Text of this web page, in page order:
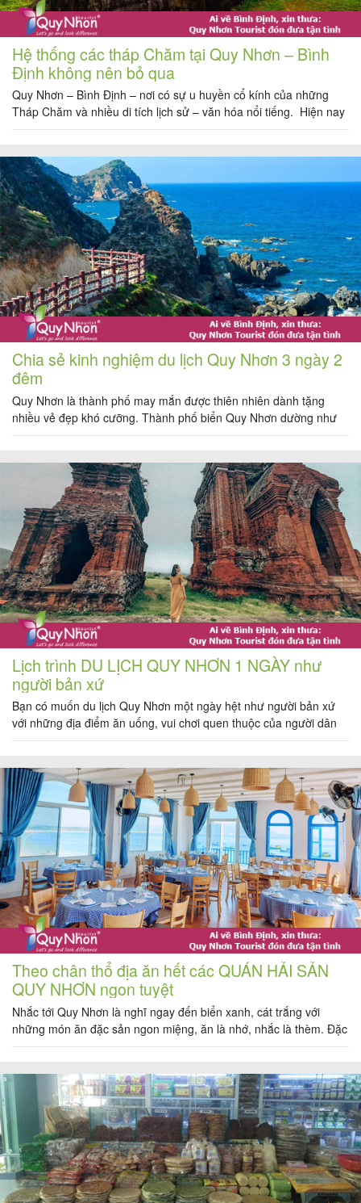
Hệ thống các tháp Chăm tại Quy Nhơn – Bình
Định không nên bỏ qua
Quy Nhơn – Bình Định – nơi có sự u huyền cổ kính của những
Tháp Chăm và nhiều di tích lịch sử – văn hóa nổi tiếng. Hiện nay
Bình Định đang bảo tồn nhiều di tích kiến trúc – Văn hóa
[…]
Chia sẻ kinh nghiệm du lịch Quy Nhơn 3 ngày 2
đêm
Quy Nhơn là thành phố may mắn được thiên nhiên dành tặng
nhiều vẻ đẹp khó cưỡng. Thành phố biển Quy Nhơn dường như
đã trở thành một địa điểm du lịch “mê hoặc” khách du lịch trong
điểm nổi bật của thành […]
Lịch trình DU LỊCH QUY NHƠN 1 NGÀY như
người bản xứ
Bạn có muốn du lịch Quy Nhơn một ngày hệt như người bản xứ
với những địa điểm ăn uống, vui chơi quen thuộc của người dân
nơi đây. Vậy hãy theo chân Quy Nhơn Tourist ngay để cùng khám
gió […]
Theo chân thổ địa ăn hết các QUÁN HẢI SẢN
QUY NHƠN ngon tuyệt
Nhắc tới Quy Nhơn là nghĩ ngay đến biển xanh, cát trắng với
những món ăn đặc sản ngon miệng, ăn là nhớ, nhắc là thèm. Đặc
biệt trong đó phải kể đến các hàng quán hải sản Quy Nhơn đã
[…]